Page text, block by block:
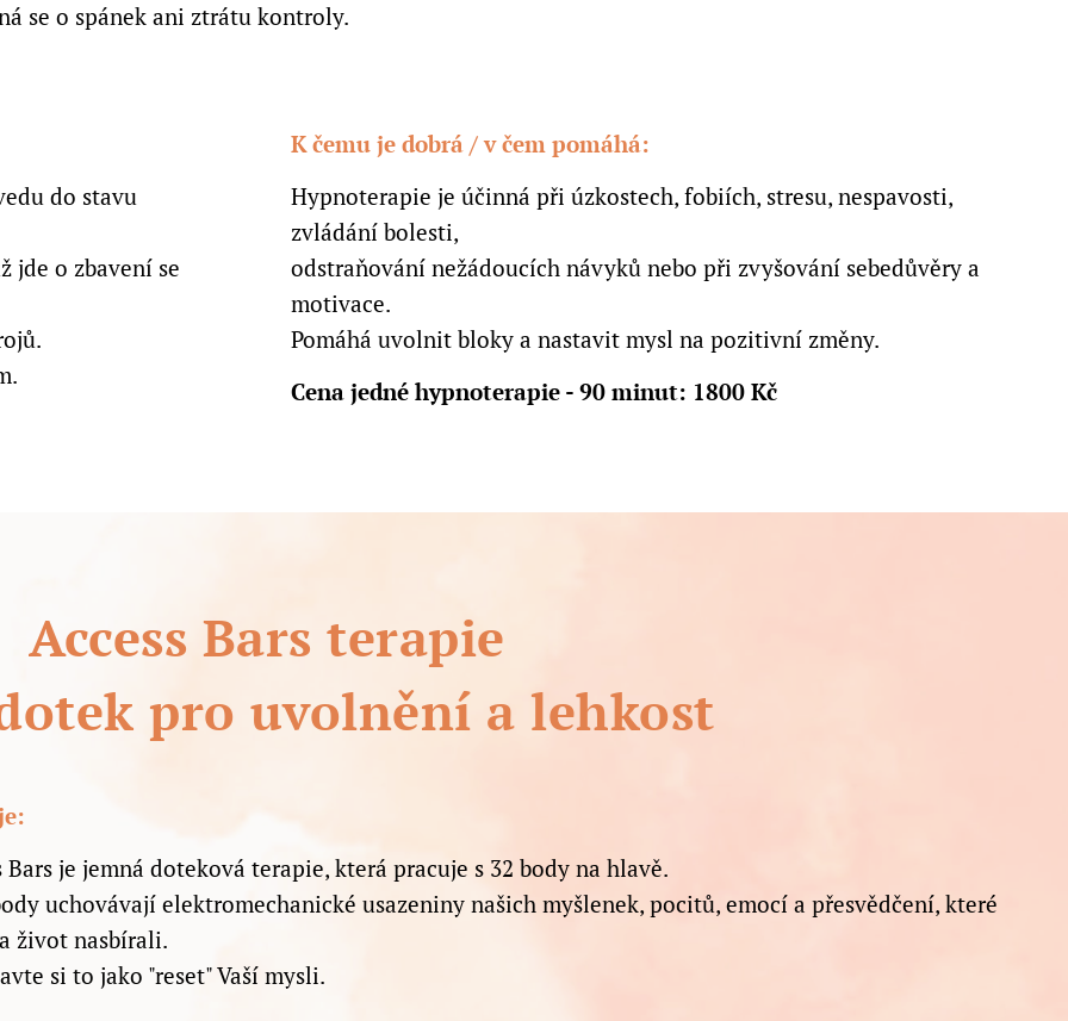
se o spánek ani ztrátu kontroly.
do stavu
jde o zbavení se
K čemu je dobrá / v čem pomáhá:
Hypnoterapie je účinná při úzkostech, fobiích, stresu, nespavosti,
zvládání bolesti,
odstraňování nežádoucích návyků nebo při zvyšování sebedůvěry a
motivace.
Pomáhá uvolnit bloky a nastavit mysl na pozitivní změny.
Cena jedné hypnoterapie - 90 minut: 1800 Kč
Access Bars terapie
pro uvolnění a lehkost
Bars je jemná doteková terapie, která pracuje s 32 body na hlavě.
uchovávají elektromechanické usazeniny našich myšlenek, pocitů, emocí a přesvědčení, které
život nasbírali.
si to jako "reset" Vaší mysli.